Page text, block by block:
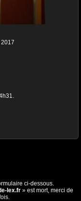
ci-dessous.
lex.fr » est mort, merci de